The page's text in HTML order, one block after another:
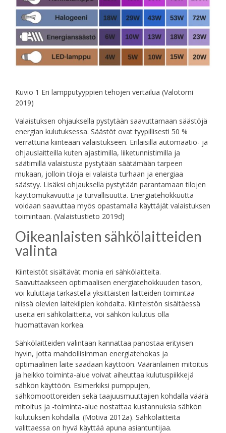
Kuvio 1 Eri lampputyyppien tehojen vertailua (Valotorni
2019)
Valaistuksen ohjauksella pystytään saavuttamaan säästöjä
energian kulutuksessa. Säästöt ovat tyypillisesti 50 %
verrattuna kiinteään valaistukseen. Erilaisilla automaatio- ja
ohjauslaitteilla kuten ajastimilla, liiketunnistimilla ja
säätimillä valaistusta pystytään säätämään tarpeen
mukaan, jolloin tiloja ei valaista turhaan ja energiaa
säästyy. Lisäksi ohjauksella pystytään parantamaan tilojen
käyttömukavuutta ja turvallisuutta. Energiatehokkuutta
voidaan saavuttaa myös opastamalla käyttäjät valaistuksen
toimintaan. (Valaistustieto 2019d)
Oikeanlaisten sähkölaitteiden
valinta
Kiinteistöt sisältävät monia eri sähkölaitteita.
Saavuttaakseen optimaalisen energiatehokkuuden tason,
voi kuluttaja tarkastella yksittäisten laitteiden toimintaa
niissä olevien laitekilpien kohdalta. Kiinteistön sisältäessä
useita eri sähkölaitteita, voi sähkön kulutus olla
huomattavan korkea.
Sähkölaitteiden valintaan kannattaa panostaa erityisen
hyvin, jotta mahdollisimman energiatehokas ja
optimaalinen laite saadaan käyttöön. Vääränlainen mitoitus
ja heikko toiminta-alue voivat aiheuttaa kulutuspiikkejä
sähkön käyttöön. Esimerkiksi pumppujen,
sähkömoottoreiden sekä taajuusmuuttajien kohdalla väärä
mitoitus ja -toiminta-alue nostattaa kustannuksia sähkön
kulutuksen kohdalla. (Motiva 2012a). Sähkölaitteita
valittaessa on hyvä käyttää apuna asiantuntijaa.